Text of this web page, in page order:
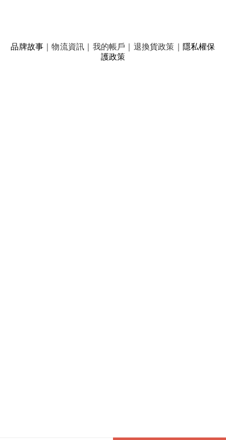
品牌故事 ｜物流資訊 ｜ 我的帳戶 ｜ 退換貨政策 ｜ 隱私權保
護政策